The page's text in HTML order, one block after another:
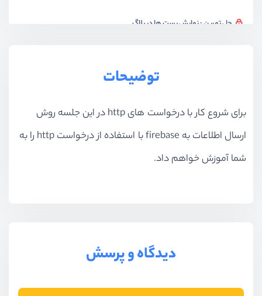
حل تمرین : نمایش پست ها در بلاگ
پیاده سازی صفحه بندی پست ها
پیاده سازی تغییر صفحات در صفحه بندی
حل مشکل نمایش تعداد صفحات در صفحه بندی
توضیحات
برای شروع کار با درخواست های http در این جلسه روش
ارسال اطلاعات به firebase با استفاده از درخواست http را به
شما آموزش خواهم داد.
دیدگاه و پرسش